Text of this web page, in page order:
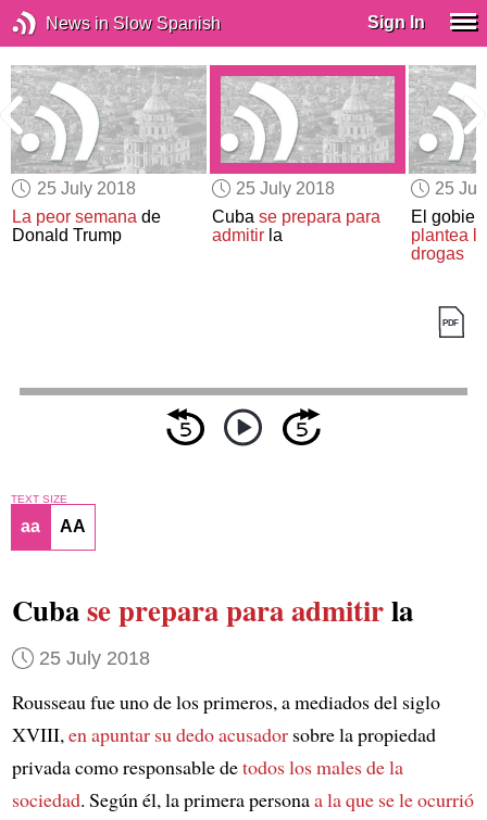
News in Slow Spanish Sign In
25 July 2018
La peor semana de
Donald Trump
25 July 2018
Cuba se prepara para
admitirla
25
El
plantea
drogas
TEXT SIZE
aa AA
Cubase prepara para admitirla
25 July 2018
Rousseau fue uno de los primeros, a mediados del siglo
XVIII,en apuntar su dedo acusadorsobre la propiedad
privada como responsable detodos los males de la
sociedad. Según él, la primera personaa la que se le ocurrió